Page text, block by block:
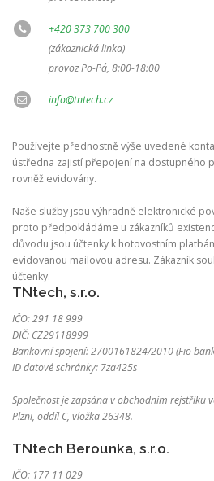
+420 373 700 300
(zákaznická linka)
provoz Po-Pá, 8:00-18:00
info@tntech.cz
Používejte přednostně výše uvedené
ústředna zajistí přepojení na dostupného
rovněž evidovány.
Naše služby jsou výhradně elektronické
proto předpokládáme u zákazníků
důvodu jsou účtenky k hotovostním
evidovanou mailovou adresu. Zákazník
účtenky.
TNtech, s.r.o.
IČO: 291 18 999
DIČ: CZ29118999
Bankovní spojení: 2700161824/2010 (Fio
ID datové schránky: 7za425s
Společnost je zapsána v obchodním rejstříku
Plzni, oddíl C, vložka 26348.
TNtech Berounka, s.r.o.
IČO: 177 11 029